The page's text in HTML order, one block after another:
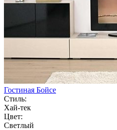
Гостиная Бойсе
Стиль:
Хай-тек
Цвет:
Светлый